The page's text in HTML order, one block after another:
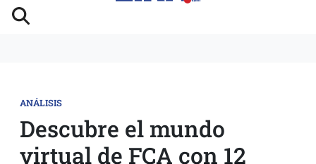
ANÁLISIS
Descubre el mundo
virtual de FCA con 12